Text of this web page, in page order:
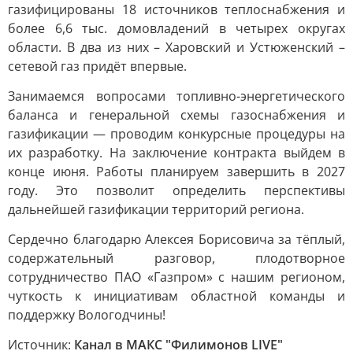
газифицированы 18 источников теплоснабжения и
более 6,6 тыс. домовладений в четырех округах
области. В два из них – Харовский и Устюженский –
сетевой газ придёт впервые.
Занимаемся вопросами топливно-энергетического
баланса и генеральной схемы газоснабжения и
газификации — проводим конкурсные процедуры на
их разработку. На заключение контракта выйдем в
конце июня. Работы планируем завершить в 2027
году. Это позволит определить перспективы
дальнейшей газификации территорий региона.
Сердечно благодарю Алексея Борисовича за тёплый,
содержательный разговор, плодотворное
сотрудничество ПАО «Газпром» с нашим регионом,
чуткость к инициативам областной команды и
поддержку Вологодчины!
Источник: Канал в МАКС "Филимонов LIVE"